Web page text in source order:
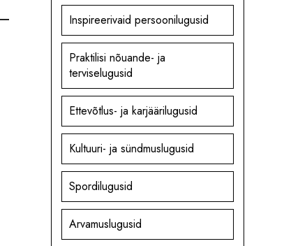
Inspireerivaid persoonilugusid
Praktilisi nõuande- ja
terviselugusid
Ettevõtlus- ja karjäärilugusid
Kultuuri- ja sündmuslugusid
Spordilugusid
Arvamuslugusid